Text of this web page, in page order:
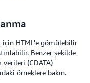
için HTML'e gömülebilir
Benzer şekilde
verileri (CDATA)
örneklere bakın.